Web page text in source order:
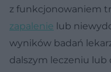
z funkcjonowaniem
zapalenie lub
wyników badań
dalszym leczeniu lub